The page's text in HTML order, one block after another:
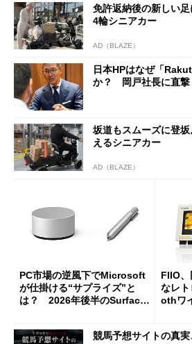
免許返納後の新しい
4輪シニアカー
AD（BLAZE）
日本HPはなぜ「
か？ 岡戸社長に直撃
坂道もスムーズに登
えるシニアカー
AD（BLAZE）
PC市場の逆風下でMicrosoft
が仕掛ける“サプライズ”と
は？ 2026年後半のSurface
FIIO
なレ
othワ
競馬予想サイトの真実